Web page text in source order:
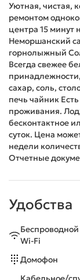
Уютная, чистая,
ремонтом
центра 15 минут
Неморшанский
горнолыжный
Всегда свежее
сахар, соль,
печь чайник
проживания.
бесконтактное
суток. Цена
недели
Отчетные
Удобства
Wi-Fi
Домофон